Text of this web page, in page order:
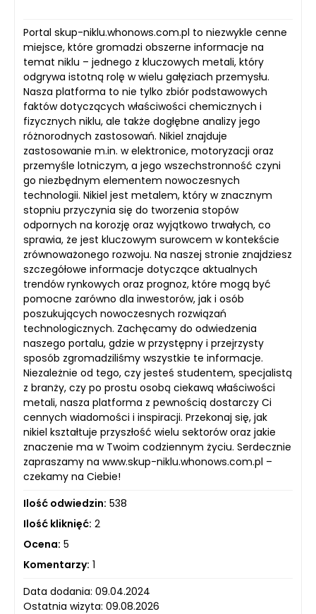
Portal skup-niklu.whonows.com.pl to niezwykle cenne
miejsce, które gromadzi obszerne informacje na
temat niklu – jednego z kluczowych metali, który
odgrywa istotną rolę w wielu gałęziach przemysłu.
Nasza platforma to nie tylko zbiór podstawowych
faktów dotyczących właściwości chemicznych i
fizycznych niklu, ale także dogłębne analizy jego
różnorodnych zastosowań. Nikiel znajduje
zastosowanie m.in. w elektronice, motoryzacji oraz
przemyśle lotniczym, a jego wszechstronność czyni
go niezbędnym elementem nowoczesnych
technologii. Nikiel jest metalem, który w znacznym
stopniu przyczynia się do tworzenia stopów
odpornych na korozję oraz wyjątkowo trwałych, co
sprawia, że jest kluczowym surowcem w kontekście
zrównoważonego rozwoju. Na naszej stronie znajdziesz
szczegółowe informacje dotyczące aktualnych
trendów rynkowych oraz prognoz, które mogą być
pomocne zarówno dla inwestorów, jak i osób
poszukujących nowoczesnych rozwiązań
technologicznych. Zachęcamy do odwiedzenia
naszego portalu, gdzie w przystępny i przejrzysty
sposób zgromadziliśmy wszystkie te informacje.
Niezależnie od tego, czy jesteś studentem, specjalistą
z branży, czy po prostu osobą ciekawą właściwości
metali, nasza platforma z pewnością dostarczy Ci
cennych wiadomości i inspiracji. Przekonaj się, jak
nikiel kształtuje przyszłość wielu sektorów oraz jakie
znaczenie ma w Twoim codziennym życiu. Serdecznie
zapraszamy na www.skup-niklu.whonows.com.pl –
czekamy na Ciebie!
Ilość odwiedzin: 538
Ilość kliknięć: 2
Ocena: 5
Komentarzy: 1
Data dodania: 09.04.2024
Ostatnia wizyta: 09.08.2026